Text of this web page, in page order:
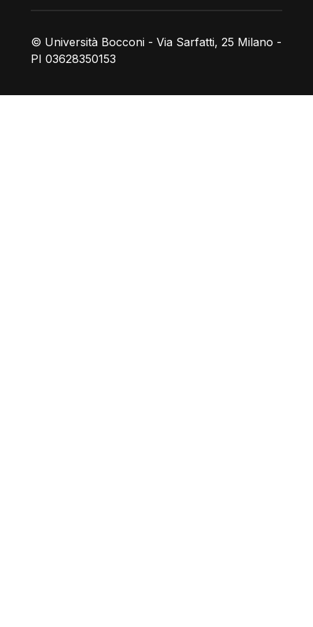
© Università Bocconi - Via Sarfatti, 25 Milano -
PI 03628350153